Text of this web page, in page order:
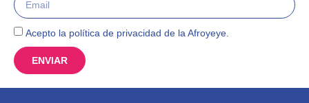
Acepto la política de privacidad de la Afroyeye.
ENVIAR